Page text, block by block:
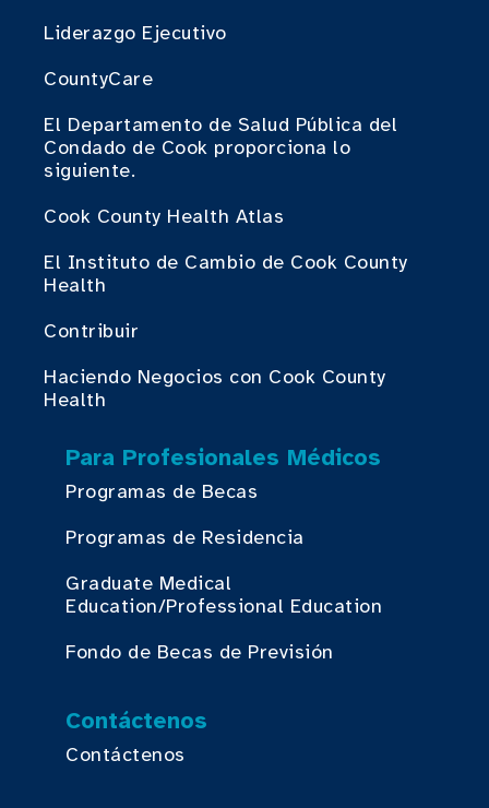
Liderazgo Ejecutivo
CountyCare
El Departamento de Salud Pública del
Condado de Cook proporciona lo
siguiente.
Cook County Health Atlas
El Instituto de Cambio de Cook County
Health
Contribuir
Haciendo Negocios con Cook County
Health
Para Profesionales Médicos
Programas de Becas
Programas de Residencia
Graduate Medical
Education/Professional Education
Fondo de Becas de Previsión
Contáctenos
Contáctenos